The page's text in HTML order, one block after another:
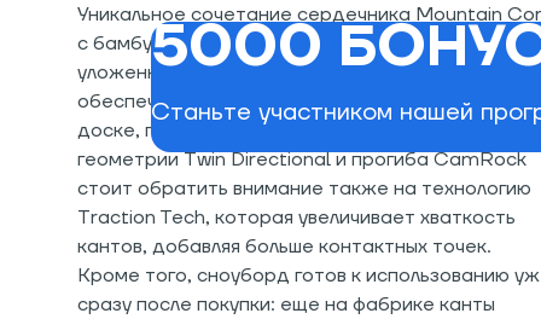
Уникальное сочетание сердечника Mountain
с бамбуковыми стрингерами и стекловолокна,
уложенного в трех разных направлениях,
обеспечивает равномерную гибкость по всей
доске, прочность и энергичный щелчок. Помимо
геометрии Twin Directional и прогиба CamRock
стоит обратить внимание также на технологию
Traction Tech, которая увеличивает хваткость
кантов, добавляя больше контактных точек.
Кроме того, сноуборд готов к использованию
сразу после покупки: еще на фабрике канты
5000
Станьте участником нашей